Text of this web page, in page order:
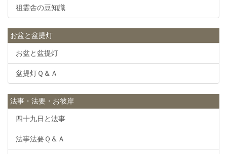
祖霊舎の豆知識
お盆と盆提灯
お盆と盆提灯
盆提灯Ｑ＆Ａ
法事・法要・お彼岸
四十九日と法事
法事法要Ｑ＆Ａ